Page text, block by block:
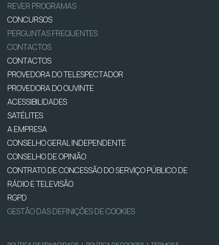
REVER PROGRAMAS
CONCURSOS
PERGUNTAS FREQUENTES
CONTACTOS
CONTACTOS
PROVEDORA DO TELESPECTADOR
PROVEDORA DO OUVINTE
ACESSIBILIDADES
SATÉLITES
A EMPRESA
CONSELHO GERAL INDEPENDENTE
CONSELHO DE OPINIÃO
CONTRATO DE CONCESSÃO DO SERVIÇO PÚBLICO DE
RÁDIO E TELEVISÃO
RGPD
GESTÃO DAS DEFINIÇÕES DE COOKIES